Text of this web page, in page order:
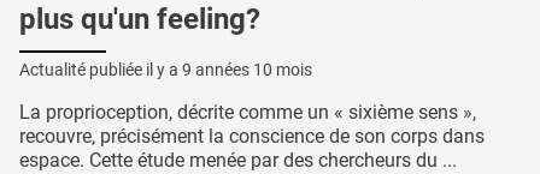
plus qu'un feeling?
Actualité publiée il y a 9 années 10 mois
La proprioception, décrite comme un « sixième sens »,
recouvre, précisément la conscience de son corps dans
espace. Cette étude menée par des chercheurs du ...